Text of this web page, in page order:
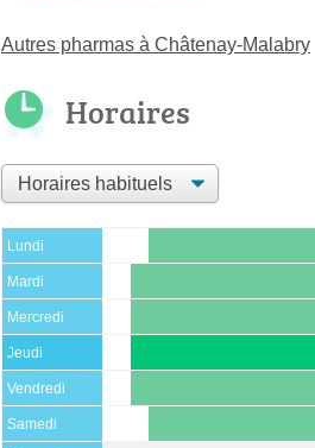
Autres pharmas à Châtenay-Malabry
Horaires
Lundi
Mardi
Mercredi
Jeudi
Vendredi
Samedi